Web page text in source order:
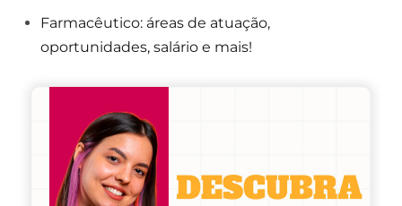
Farmacêutico: áreas de atuação,
oportunidades, salário e mais!